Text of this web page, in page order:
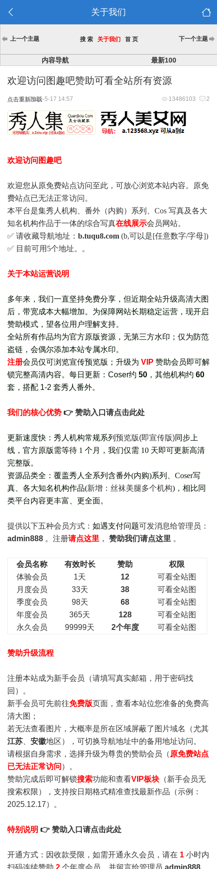
关于我们
上一个主题 搜 索 关于我们 首 页 下一个主题
内容导航 最新100
欢迎访问图趣吧赞助可看全站所有资源
点击重新加载 13486103 2
2025-5-17 14:57
欢迎访问图趣吧
欢迎您从原免费站点访问至此，可放心浏览本站内容。原免
费站点已无法正常访问。
本平台是集秀人机构、番外（内购）系列、Cos 写真及各大
知名机构作品于一体的综合写真在线展示会员网站。
✅ 请收藏导航地址： b.tuqu8.com (b,可以是[任意数字/字母])
✅ 目前可用5个地址。。
关于本站运营说明
多年来，我们一直坚持免费分享，但近期全站升级高清大图
后，带宽成本大幅增加。为保障网站长期稳定运营，现开启
赞助模式，望各位用户理解支持。
全站所有作品均为官方原版资源，无第三方水印；仅为防范
盗链，会偶尔添加本站专属水印。
注册会员仅可浏览宣传预览版 ； 升级为 VIP 赞助会员即可解
锁完整高清内容。每日更新： Coser约 50 ，其他机构约 60
套， 搭配 1-2 套秀人番外。
我们的核心优势 👉 赞助入口请点击此处
更新速度快：秀人机构常规系列 预览版(即宣传版)同步上
线，官方原版需等待 1 个月，我们仅需 10 天即可更新高清
完整版。
资源品类全：覆盖秀人全系列含番外(内购)系列、Coser写
真、各大知名机构作品(新增：丝袜美腿多个机构)，相比同
类平台内容更丰富、更全面。
提供以下五种会员方式： 如遇支付问题可发消息给管理员：
admin888 。注册请点这里 ， 赞助我们请点这里 。
会员名称 有效时长 赞助
权限
体验会员
1天 12
可看全站图
月度会员
33天 38
可看全站图
季度会员
98天 68
可看全站图
年度会员
365天 128
可看全站图
永久会员
99999天 2个年度 可看全站图
赞助升级流程
注册本站成为新手会员 （请填写真实邮箱，用于密码找
回）。
新手会员可先前往免费版页面，查看本站位您准备的免费高
清大图；
若无法查看图片，大概率是所在区域屏蔽了图片域名（尤其
江苏
安徽地区），可切换导航地址中的备用地址访问。
请根据自身需求，选择升级为尊贵的赞助会员（ 原免费站点
已无法正常访问 ）。
赞助完成后即可解锁搜索功能和查看VIP板块 （新手会员无
搜索权限），支持按日期格式精准查找最新作品（示例：
2025.12.17）。
特别说明 👉 赞助入口请点击此处
开通方式：因收款受限，如需开通永久会员，请在 1 小时内
扫码连续赞助 2 个年度会员，并留言给管理员 admin888